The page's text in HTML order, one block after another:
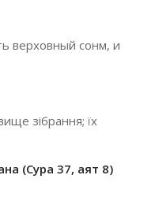
верховный сонм, и
зібрання; їх
(Сура 37, аят 8)